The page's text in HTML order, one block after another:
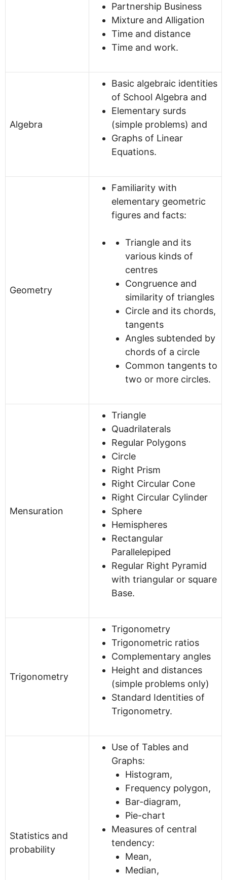
Partnership Business
Mixture and Alligation
Time and distance
Time and work.
Algebra
Basic algebraic identities
of School Algebra and
Elementary surds
(simple problems) and
Graphs of Linear
Equations.
Geometry
Familiarity with
elementary geometric
figures and facts:
Triangle and its
various kinds of
centres
Congruence and
similarity of triangles
Circle and its chords,
tangents
Angles subtended by
chords of a circle
Common tangents to
two or more circles.
Mensuration
Triangle
Quadrilaterals
Regular Polygons
Circle
Right Prism
Right Circular Cone
Right Circular Cylinder
Sphere
Hemispheres
Rectangular
Parallelepiped
Regular Right Pyramid
with triangular or square
Base.
Trigonometry
Trigonometry
Trigonometric ratios
Complementary angles
Height and distances
(simple problems only)
Standard Identities of
Trigonometry.
Statistics and
probability
Use of Tables and
Graphs:
Histogram,
Frequency polygon,
Bar-diagram,
Pie-chart
Measures of central
tendency:
Mean,
Median,